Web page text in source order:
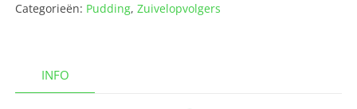
Categorieën: Pudding,Zuivelopvolgers
INFO